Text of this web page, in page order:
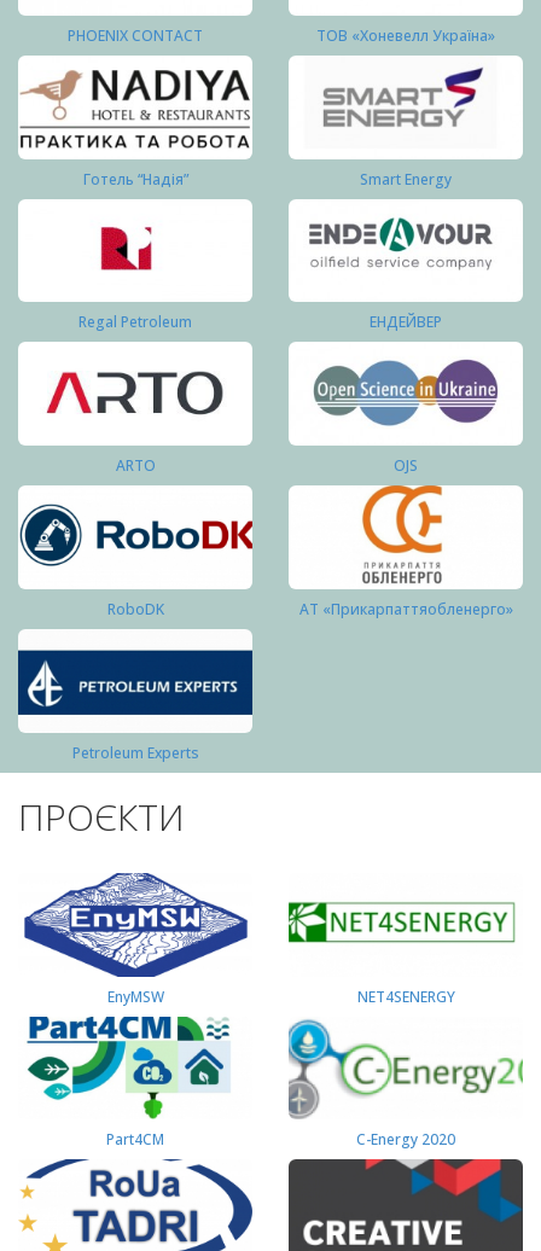
PHOENIX CONTACT ТОВ «Хоневелл Україна»
Готель “Надія” Smart Energy
Regal Petroleum ЕНДЕЙВЕР
ARTO OJS
RoboDK АТ «Прикарпаттяобленерго»
Petroleum Experts
ПРОЄКТИ
EnyMSW NET4SENERGY
Part4СМ C-Energy 2020